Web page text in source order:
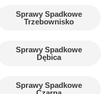
Sprawy Spadkowe
Trzebownisko
Sprawy Spadkowe
Dębica
Sprawy Spadkowe